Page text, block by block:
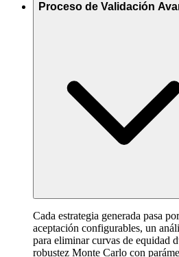
Proceso de Validación
Cada estrategia generada pasa
aceptación configurables, un
para eliminar curvas de equidad
robustez Monte Carlo con